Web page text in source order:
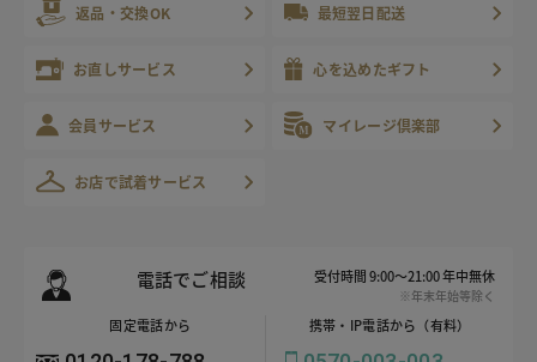
返品・交換OK 最短翌日配送
お直しサービス 心を込めたギフト
会員サービス マイレージ倶楽部
お店で試着サービス
電話でご相談 受付時間 9:00～21:00 年中無休
※年末年始等除く
固定電話から 携帯・IP電話から（有料）